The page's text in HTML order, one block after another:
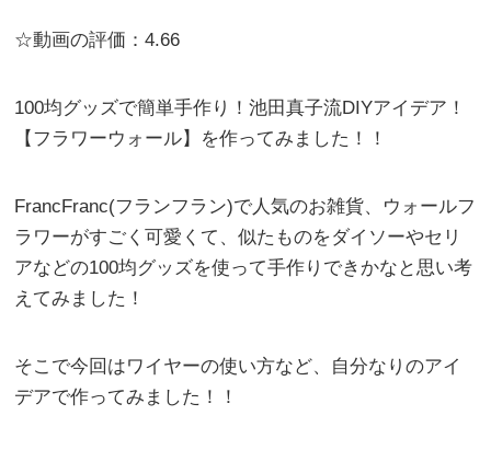
☆動画の評価：4.66
100均グッズで簡単手作り！池田真子流DIYアイデア！
【フラワーウォール】を作ってみました！！
FrancFranc(フランフラン)で人気のお雑貨、ウォールフ
ラワーがすごく可愛くて、似たものをダイソーやセリ
アなどの100均グッズを使って手作りできかなと思い考
えてみました！
そこで今回はワイヤーの使い方など、自分なりのアイ
デアで作ってみました！！